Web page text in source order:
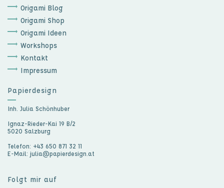
Origami Blog
Origami Shop
Origami Ideen
Workshops
Kontakt
Impressum
Papierdesign
Inh. Julia Schönhuber
Ignaz-Rieder-Kai 19 B/2
5020 Salzburg
Telefon: +43 650 871 32 11
E-Mail: julia@papierdesign.at
Folgt mir auf